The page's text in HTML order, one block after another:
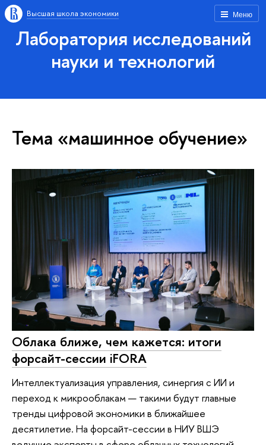
Меню
Высшая школа экономики
Лаборатория исследований
науки и технологий
Тема «машинное обучение»
Облака ближе, чем кажется: итоги
форсайт-сессии iFORA
Интеллектуализация управления, синергия с ИИ и
переход к микрооблакам — такими будут главные
тренды цифровой экономики в ближайшее
десятилетие. На форсайт-сессии в НИУ ВШЭ